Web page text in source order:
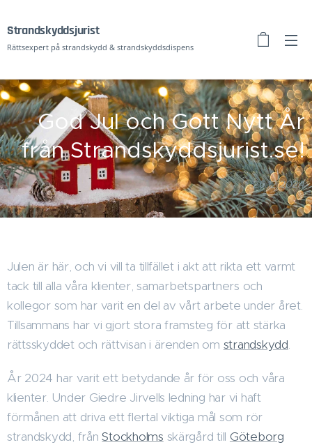
Strandskyddsjurist
Rättsexpert på strandskydd & strandskyddsdispens
God Jul och Gott Nytt År
från Strandskyddsjurist.se!
26.12.2024
Julen är här, och vi vill ta tillfället i akt att rikta ett varmt
tack till alla våra klienter, samarbetspartners och
kollegor som har varit en del av vårt arbete under året.
Tillsammans har vi gjort stora framsteg för att stärka
rättsskyddet och rättvisan i ärenden om strandskydd.
År 2024 har varit ett betydande år för oss och våra
klienter. Under Giedre Jirvells ledning har vi haft
förmånen att driva ett flertal viktiga mål som rör
strandskydd, frånStockholms skärgård till Göteborg